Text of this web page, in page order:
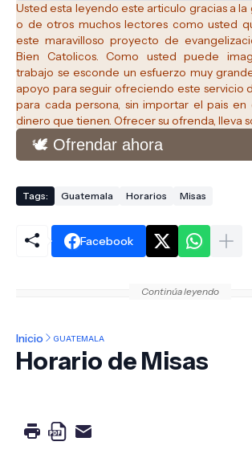
Usted esta leyendo este articulo gracias a la
o de otros muchos lectores como usted
este maravilloso proyecto de
Bien Catolicos.Como usted puede
trabajo se esconde un esfuerzo muy
apoyo para seguir ofreciendo este servicio
para cada persona, sin importar el pais
dinero que tienen. Ofrecer su ofrenda, lleva
🕊️ Ofrendar ahora
Tags: Guatemala Horarios Misas
Facebook
Continúa leyendo
Inicio GUATEMALA
Horario de Misas